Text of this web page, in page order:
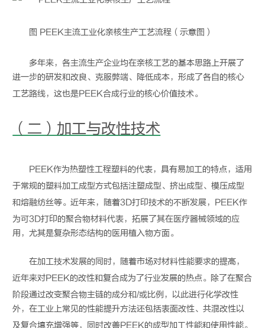
图 PEEK主流工业化亲核生产工艺流程（示意图）
多年来，各主流生产企业均在亲核工艺的基本思路上开展了
进一步的研发和改良、克服弊端、降低成本，形成了各自的核心
工艺路线，这也是PEEK合成行业的核心价值技术。
（二）加工与改性技术
PEEK作为热塑性工程塑料的代表，具有易加工的特点，适用
于常规的塑料加工成型方式包括注塑成型、挤出成型、模压成型
和熔融纺丝等。近年来，随着3D打印技术的不断发展， PEEK作
为可3D打印的聚合物材料代表，拓展了其在医疗器械领域的应
用，尤其是复杂形态结构的医用植入物方面。
在加工技术发展的同时，随着市场对材料性能要求的提高，
近年来对PEEK的改性和复合成为了行业发展的热点。除了在聚合
阶段通过改变聚合物主链的成分和/或比例，以此进行化学改性
外，在工业上常见的性能提升方法还包括表面改性、共混改性以
及复合填充增强等，同时改善PEEK的成型加工性能和使用性能。